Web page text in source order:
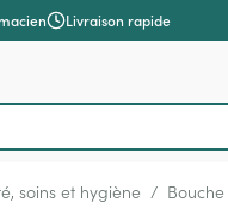
Livraison rapide
soins et hygiène / Bouche